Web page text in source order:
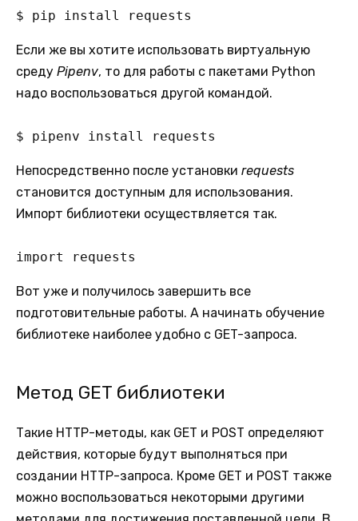
$ pip install requests
Если же вы хотите использовать виртуальную
среду Pipenv, то для работы с пакетами Python
надо воспользоваться другой командой.
$ pipenv install requests
Непосредственно после установки requests
становится доступным для использования.
Импорт библиотеки осуществляется так.
import requests
Вот уже и получилось завершить все
подготовительные работы. А начинать обучение
библиотеке наиболее удобно с GET-запроса.
Метод GET библиотеки
Такие HTTP-методы, как GET и POST определяют
действия, которые будут выполняться при
создании HTTP-запроса. Кроме GET и POST также
можно воспользоваться некоторыми другими